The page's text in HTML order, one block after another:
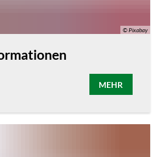
© Pixabay
MEHR